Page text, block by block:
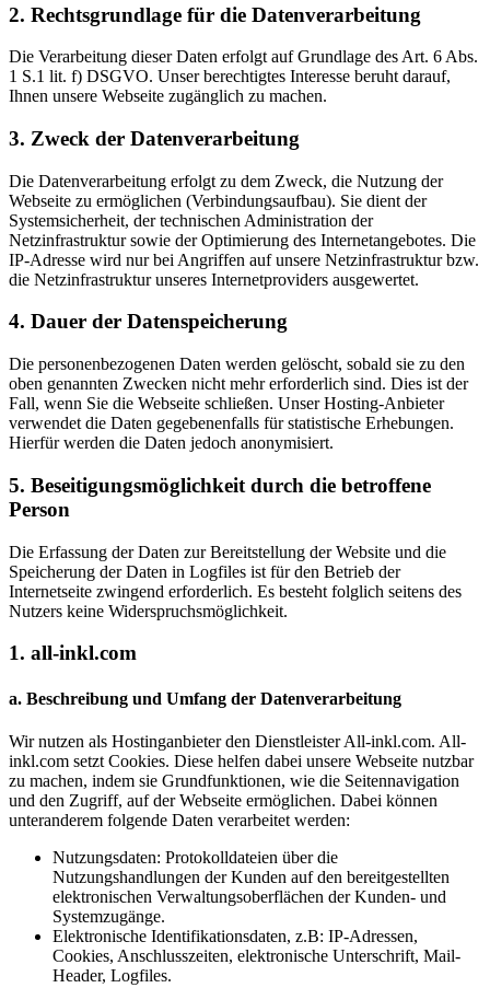
2. Rechtsgrundlage für die Datenverarbeitung
Die Verarbeitung dieser Daten erfolgt auf Grundlage des Art. 6 Abs.
1 S.1 lit. f) DSGVO. Unser berechtigtes Interesse beruht darauf,
Ihnen unsere Webseite zugänglich zu machen.
3. Zweck der Datenverarbeitung
Die Datenverarbeitung erfolgt zu dem Zweck, die Nutzung der
Webseite zu ermöglichen (Verbindungsaufbau). Sie dient der
Systemsicherheit, der technischen Administration der
Netzinfrastruktur sowie der Optimierung des Internetangebotes. Die
IP-Adresse wird nur bei Angriffen auf unsere Netzinfrastruktur bzw.
die Netzinfrastruktur unseres Internetproviders ausgewertet.
4. Dauer der Datenspeicherung
Die personenbezogenen Daten werden gelöscht, sobald sie zu den
oben genannten Zwecken nicht mehr erforderlich sind. Dies ist der
Fall, wenn Sie die Webseite schließen. Unser Hosting-Anbieter
verwendet die Daten gegebenenfalls für statistische Erhebungen.
Hierfür werden die Daten jedoch anonymisiert.
5. Beseitigungsmöglichkeit durch die betroffene
Person
Die Erfassung der Daten zur Bereitstellung der Website und die
Speicherung der Daten in Logfiles ist für den Betrieb der
Internetseite zwingend erforderlich. Es besteht folglich seitens des
Nutzers keine Widerspruchsmöglichkeit.
1. all-inkl.com
a. Beschreibung und Umfang der Datenverarbeitung
Wir nutzen als Hostinganbieter den Dienstleister All-inkl.com. All-
inkl.com setzt Cookies. Diese helfen dabei unsere Webseite nutzbar
zu machen, indem sie Grundfunktionen, wie die Seitennavigation
und den Zugriff, auf der Webseite ermöglichen. Dabei können
unteranderem folgende Daten verarbeitet werden:
Nutzungsdaten: Protokolldateien über die
Nutzungshandlungen der Kunden auf den bereitgestellten
elektronischen Verwaltungsoberflächen der Kunden- und
Systemzugänge.
Elektronische Identifikationsdaten, z.B: IP-Adressen,
Cookies, Anschlusszeiten, elektronische Unterschrift, Mail-
Header, Logfiles.